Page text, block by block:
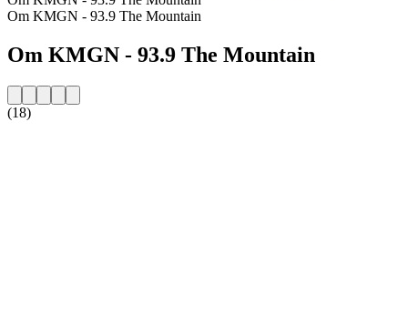
Om KMGN - 93.9 The Mountain
Om KMGN - 93.9 The Mountain
(18)